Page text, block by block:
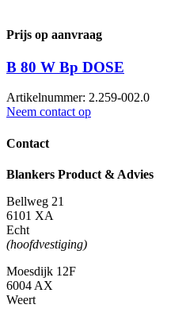
Prijs op aanvraag
B 80 W Bp DOSE
Artikelnummer: 2.259-002.0
Neem contact op
Contact
Blankers Product & Advies
Bellweg 21
6101 XA
Echt
(hoofdvestiging)
Moesdijk 12F
6004 AX
Weert